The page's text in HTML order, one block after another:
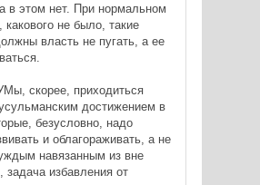
в этом нет. При нормальном
какового не было, такие
власть не пугать, а ее
скорее, приходиться
достижением в
безусловно, надо
и облагораживать, а не
навязанным из вне
задача избавления от